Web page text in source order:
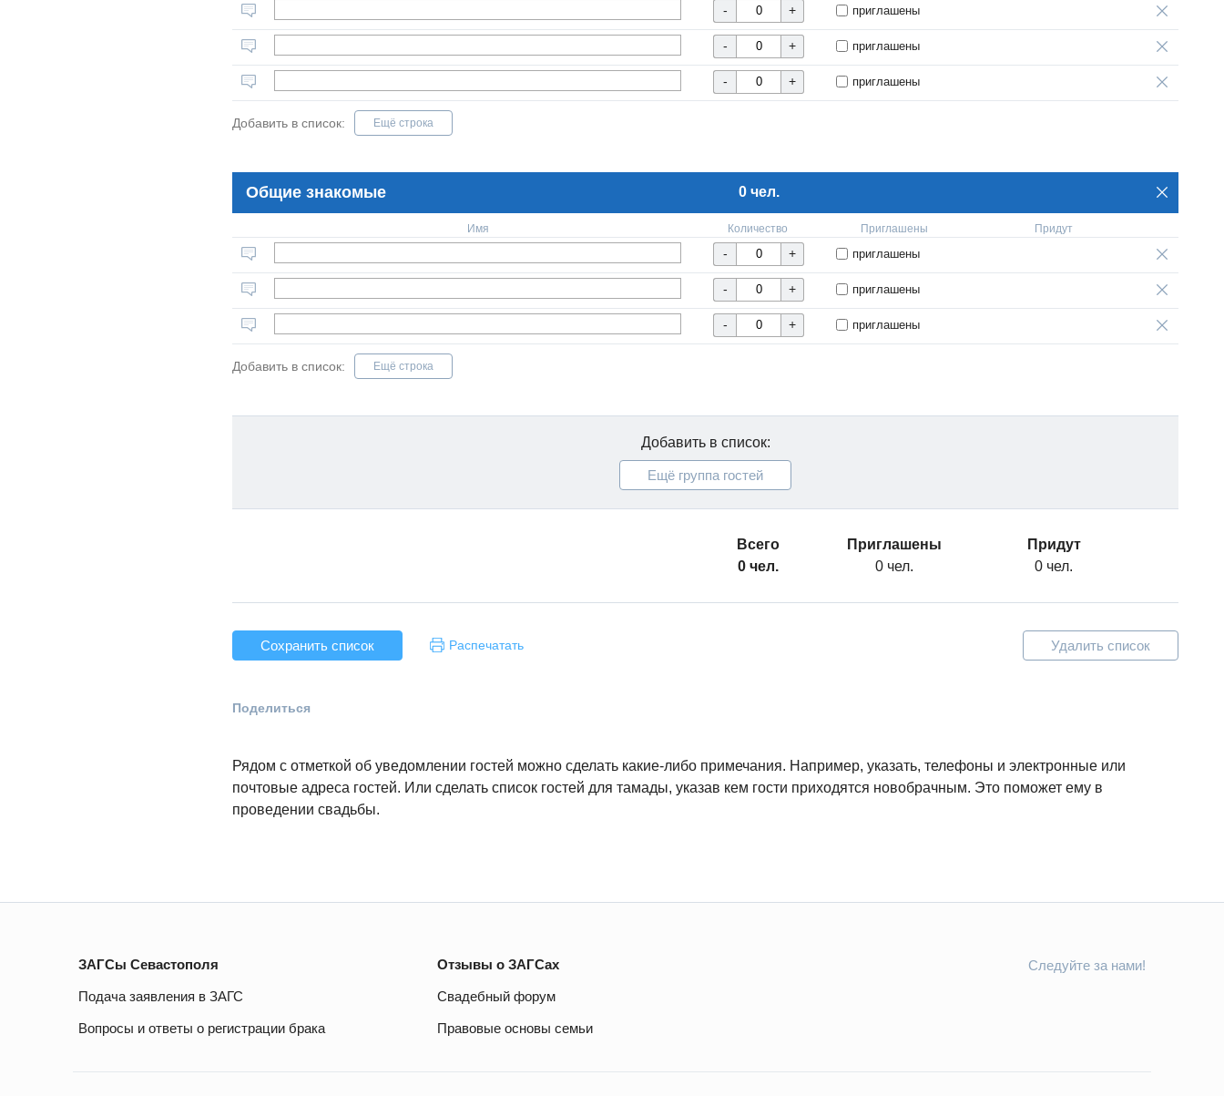
приглашены
приглашены
приглашены
Добавить в список: Ещё строка
Общие знакомые 0 чел.
Имя Количество Приглашены Придут
приглашены
приглашены
приглашены
Добавить в список: Ещё строка
Добавить в список:
Ещё группа гостей
Всего
0 чел.
Приглашены
0 чел.
Придут
0 чел.
Удалить список
Сохранить список Распечатать
Поделиться
Рядом с отметкой об уведомлении гостей можно сделать какие-либо примечания. Например, указать, телефоны и электронные или
почтовые адреса гостей. Или сделать список гостей для тамады, указав кем гости приходятся новобрачным. Это поможет ему в
проведении свадьбы.
ЗАГСы Севастополя
Подача заявления в ЗАГС
Вопросы и ответы о регистрации брака
Отзывы о ЗАГСах
Свадебный форум
Правовые основы семьи
Следуйте за нами!